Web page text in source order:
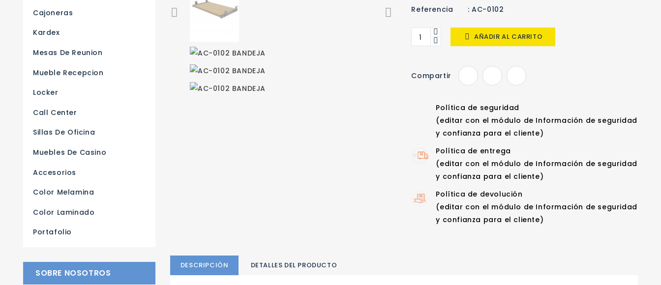
Cajoneras
Kardex
Mesas De Reunion
Mueble Recepcion
Locker
Call Center
Sillas De Oficina
Muebles De Casino
Accesorios
Color Melamina
Color Laminado
Portafolio
SOBRE NOSOTROS
Referencia : AC-0102
 AÑADIR AL CARRITO
Compartir
Política de seguridad
(editar con el módulo de Información de seguridad
y confianza para el cliente)
Política de entrega
(editar con el módulo de Información de seguridad
y confianza para el cliente)
Política de devolución
(editar con el módulo de Información de seguridad
y confianza para el cliente)
DESCRIPCIÓN DETALLES DEL PRODUCTO